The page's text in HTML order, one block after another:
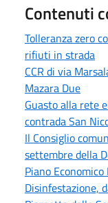
Contenuti
Tolleranza zero
rifiuti in strada
CCR di via
Mazara Due
Guasto alla rete
contrada San
Il Consiglio
settembre della
Piano
Disinfestazione,